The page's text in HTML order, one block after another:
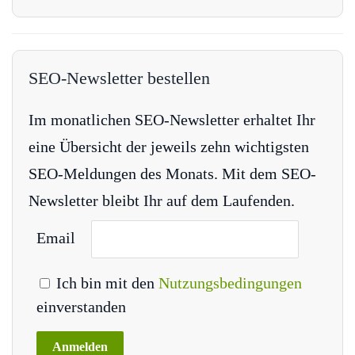
SEO-Newsletter bestellen
Im monatlichen SEO-Newsletter erhaltet Ihr
eine Übersicht der jeweils zehn wichtigsten
SEO-Meldungen des Monats. Mit dem SEO-
Newsletter bleibt Ihr auf dem Laufenden.
Email
Ich bin mit den Nutzungsbedingungen
einverstanden